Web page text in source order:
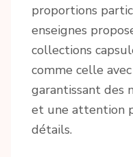
proportions
enseignes
collections
comme celle
garantissant des
et une attention
détails.